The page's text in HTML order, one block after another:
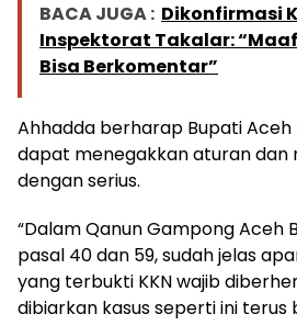
BACA JUGA : Dikonfirmasi
Inspektorat Takalar:
Bisa Berkomentar”
Ahhadda berharap Bupati
dapat menegakkan aturan dan
dengan serius.
“Dalam Qanun Gampong Aceh
pasal 40 dan 59, sudah jelas
yang terbukti KKN wajib
dibiarkan kasus seperti ini terus